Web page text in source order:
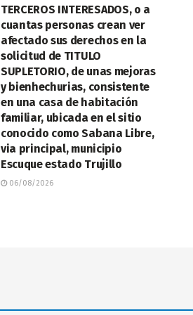
TERCEROS INTERESADOS, o a
cuantas personas crean ver
afectado sus derechos en la
solicitud de TITULO
SUPLETORIO, de unas mejoras
y bienhechurias, consistente
en una casa de habitación
familiar, ubicada en el sitio
conocido como Sabana Libre,
via principal, municipio
Escuque estado Trujillo
06/08/2026